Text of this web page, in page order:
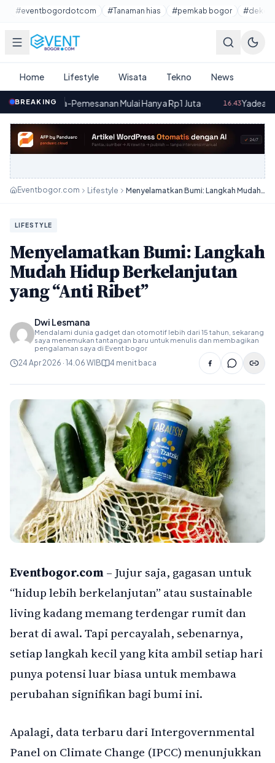
Lewati ke konten utama
#eventbogordotcom #Tanaman hias #pemkab bogor
Home Lifestyle Wisata Tekno News
BREAKINGMulai Hanya Rp1 Juta· 16.43Yadea OSTA dan VELAX
Eventbogor.com Lifestyle Menyelamatkan Bumi: Langkah Mudah Hidup Berkelanjutan yang “Anti Ribet”
LIFESTYLE
Menyelamatkan Bumi: Langkah
Mudah Hidup Berkelanjutan
yang “Anti Ribet”
Dwi Lesmana
Mendalami dunia gadget dan otomotif lebih dari 15 tahun, sekarang
saya menemukan tantangan baru untuk menulis dan membagikan
pengalaman saya di Event bogor
24 Apr 2026 · 14.06 WIB 4 menit baca
Eventbogor.com– Jujur saja, gagasan untuk
“hidup lebih berkelanjutan” atau sustainable
living kadang memang terdengar rumit dan
berat di awal. Tapi percayalah, sebenarnya,
setiap langkah kecil yang kita ambil setiap hari
punya potensi luar biasa untuk membawa
perubahan signifikan bagi bumi ini.
Apalagi, data terbaru dari Intergovernmental
Panel on Climate Change (IPCC) menunjukkan